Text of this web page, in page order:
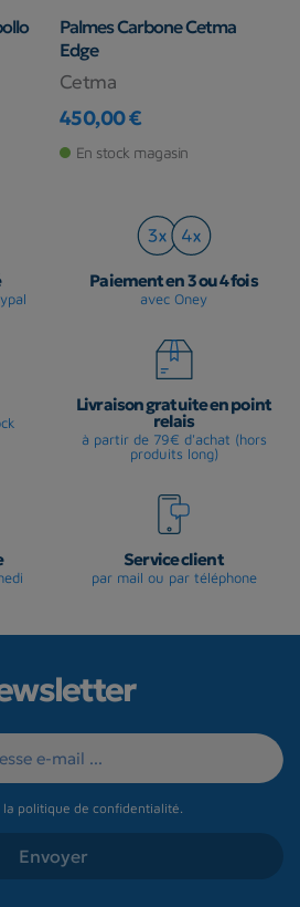
Palmes Carbone Cetma
Edge
Cetma
Prix
450,00 €
En stock magasin
Paiement en 3 ou 4 fois
avec Oney
Livraison gratuite en point
relais
à partir de 79€ d'achat (hors
produits long)
Service client
par mail ou par téléphone
la politique de confidentialité.